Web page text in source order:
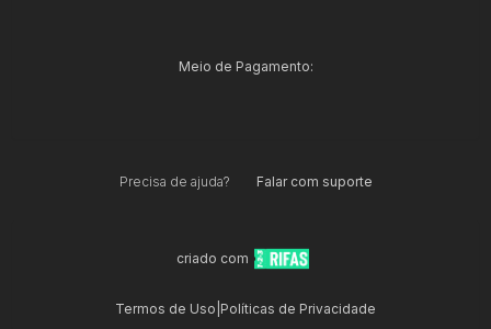
Meio de Pagamento:
Precisa de ajuda? Falar com suporte
criado com
Termos de Uso Políticas de Privacidade